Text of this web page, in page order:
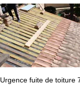
Urgence fuite de toiture